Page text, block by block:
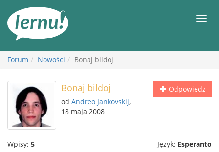
Forum Nowości Bonaj bildoj
Odpowiedz
Bonaj bildoj
od Andreo Jankovskij,
18 maja 2008
Wpisy: 5 Język: Esperanto